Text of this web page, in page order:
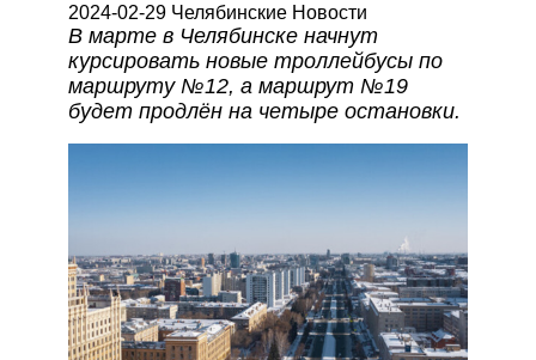
2024-02-29 Челябинские Новости
В марте в Челябинске начнут
курсировать новые троллейбусы по
маршруту №12, а маршрут №19
будет продлён на четыре остановки.